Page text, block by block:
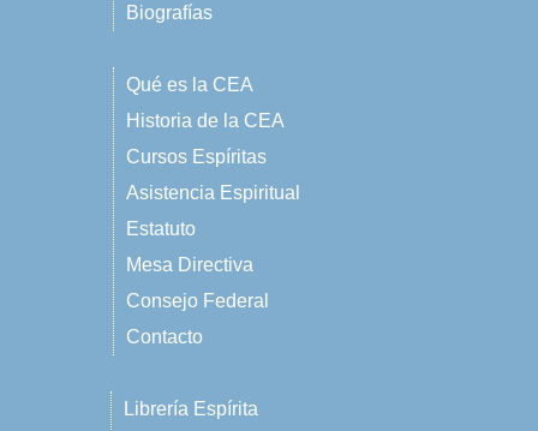
Biografías
Qué es la CEA
Historia de la CEA
Cursos Espíritas
Asistencia Espiritual
Estatuto
Mesa Directiva
Consejo Federal
Contacto
Librería Espírita